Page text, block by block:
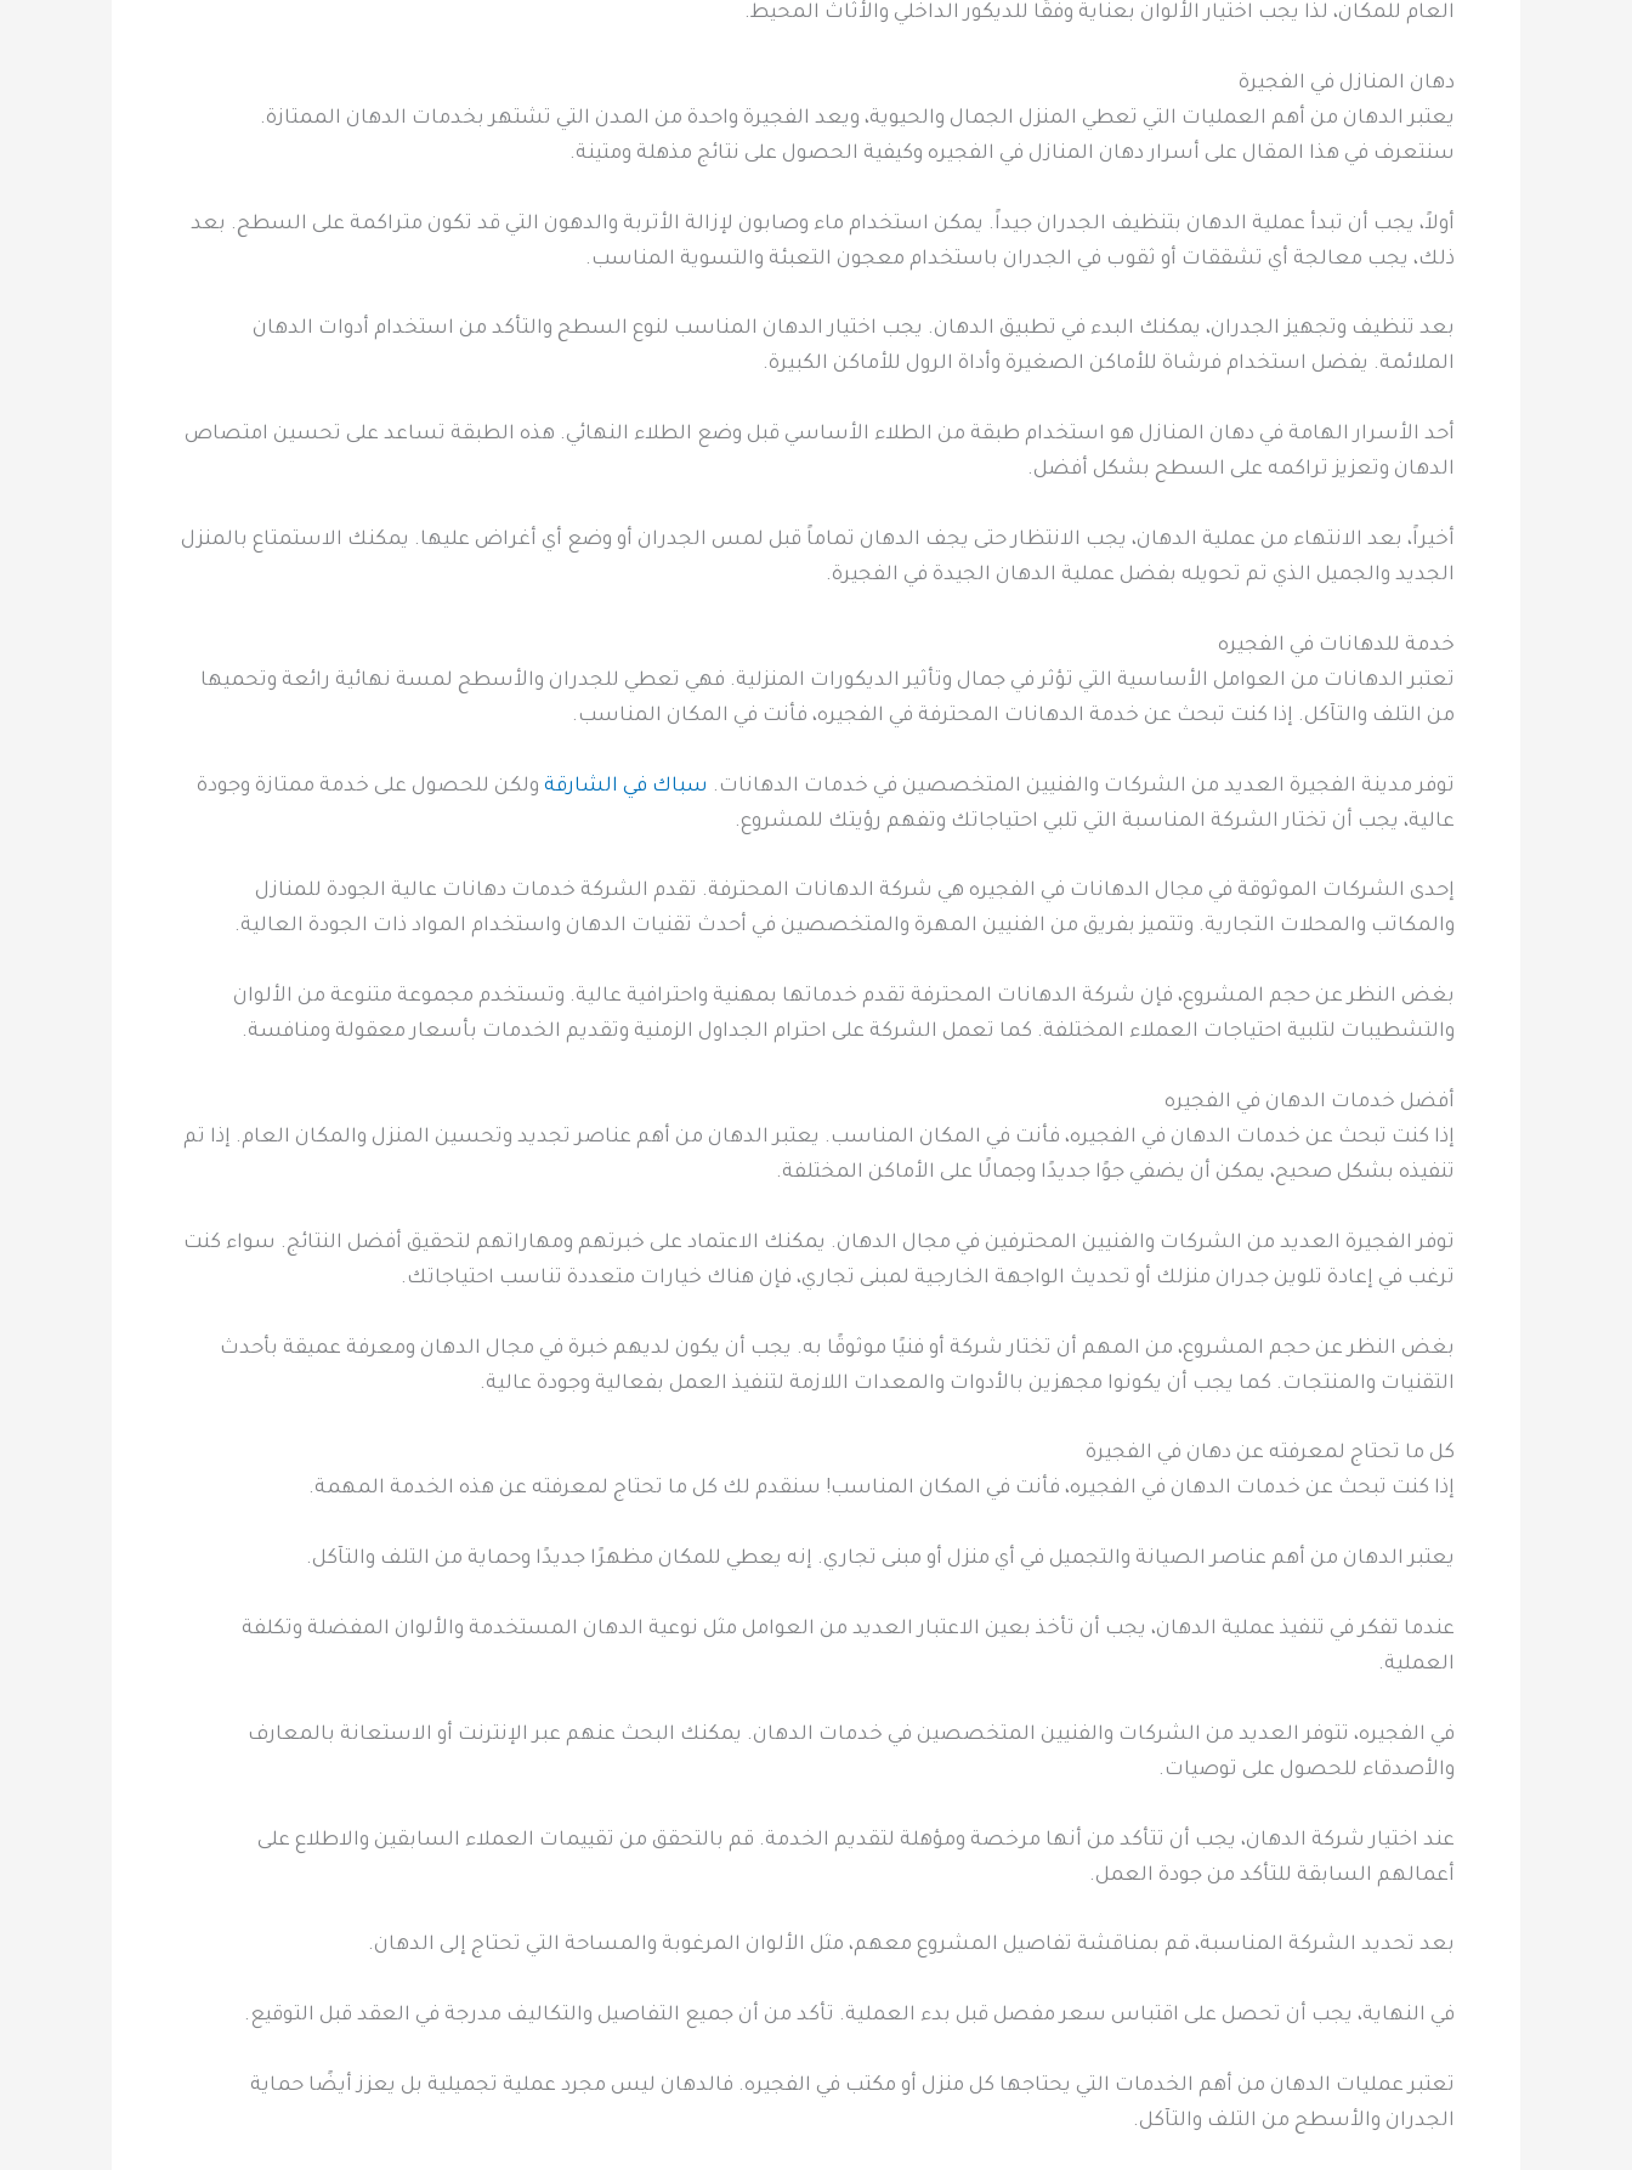
العام للمكان، لذا يجب اختيار الألوان بعناية وفقًا للديكور الداخلي والأثاث المحيط.
دهان المنازل في الفجيرة
يعتبر الدهان من أهم العمليات التي تعطي المنزل الجمال والحيوية، ويعد الفجيرة واحدة من المدن التي تشتهر بخدمات الدهان الممتازة.
سنتعرف في هذا المقال على أسرار دهان المنازل في الفجيره وكيفية الحصول على نتائج مذهلة ومتينة.
أولاً، يجب أن تبدأ عملية الدهان بتنظيف الجدران جيداً. يمكن استخدام ماء وصابون لإزالة الأتربة والدهون التي قد تكون متراكمة على السطح. بعد
ذلك، يجب معالجة أي تشققات أو ثقوب في الجدران باستخدام معجون التعبئة والتسوية المناسب.
بعد تنظيف وتجهيز الجدران، يمكنك البدء في تطبيق الدهان. يجب اختيار الدهان المناسب لنوع السطح والتأكد من استخدام أدوات الدهان
الملائمة. يفضل استخدام فرشاة للأماكن الصغيرة وأداة الرول للأماكن الكبيرة.
أحد الأسرار الهامة في دهان المنازل هو استخدام طبقة من الطلاء الأساسي قبل وضع الطلاء النهائي. هذه الطبقة تساعد على تحسين امتصاص
الدهان وتعزيز تراكمه على السطح بشكل أفضل.
أخيراً، بعد الانتهاء من عملية الدهان، يجب الانتظار حتى يجف الدهان تماماً قبل لمس الجدران أو وضع أي أغراض عليها. يمكنك الاستمتاع بالمنزل
الجديد والجميل الذي تم تحويله بفضل عملية الدهان الجيدة في الفجيرة.
خدمة للدهانات في الفجيره
تعتبر الدهانات من العوامل الأساسية التي تؤثر في جمال وتأثير الديكورات المنزلية. فهي تعطي للجدران والأسطح لمسة نهائية رائعة وتحميها
من التلف والتآكل. إذا كنت تبحث عن خدمة الدهانات المحترفة في الفجيره، فأنت في المكان المناسب.
توفر مدينة الفجيرة العديد من الشركات والفنيين المتخصصين في خدمات الدهانات. سباك في الشارقة ولكن للحصول على خدمة ممتازة وجودة
عالية، يجب أن تختار الشركة المناسبة التي تلبي احتياجاتك وتفهم رؤيتك للمشروع.
إحدى الشركات الموثوقة في مجال الدهانات في الفجيره هي شركة الدهانات المحترفة. تقدم الشركة خدمات دهانات عالية الجودة للمنازل
والمكاتب والمحلات التجارية. وتتميز بفريق من الفنيين المهرة والمتخصصين في أحدث تقنيات الدهان واستخدام المواد ذات الجودة العالية.
بغض النظر عن حجم المشروع، فإن شركة الدهانات المحترفة تقدم خدماتها بمهنية واحترافية عالية. وتستخدم مجموعة متنوعة من الألوان
والتشطيبات لتلبية احتياجات العملاء المختلفة. كما تعمل الشركة على احترام الجداول الزمنية وتقديم الخدمات بأسعار معقولة ومنافسة.
أفضل خدمات الدهان في الفجيره
إذا كنت تبحث عن خدمات الدهان في الفجيره، فأنت في المكان المناسب. يعتبر الدهان من أهم عناصر تجديد وتحسين المنزل والمكان العام. إذا تم
تنفيذه بشكل صحيح، يمكن أن يضفي جوًا جديدًا وجمالًا على الأماكن المختلفة.
توفر الفجيرة العديد من الشركات والفنيين المحترفين في مجال الدهان. يمكنك الاعتماد على خبرتهم ومهاراتهم لتحقيق أفضل النتائج. سواء كنت
ترغب في إعادة تلوين جدران منزلك أو تحديث الواجهة الخارجية لمبنى تجاري، فإن هناك خيارات متعددة تناسب احتياجاتك.
بغض النظر عن حجم المشروع، من المهم أن تختار شركة أو فنيًا موثوقًا به. يجب أن يكون لديهم خبرة في مجال الدهان ومعرفة عميقة بأحدث
التقنيات والمنتجات. كما يجب أن يكونوا مجهزين بالأدوات والمعدات اللازمة لتنفيذ العمل بفعالية وجودة عالية.
كل ما تحتاج لمعرفته عن دهان في الفجيرة
إذا كنت تبحث عن خدمات الدهان في الفجيره، فأنت في المكان المناسب! سنقدم لك كل ما تحتاج لمعرفته عن هذه الخدمة المهمة.
يعتبر الدهان من أهم عناصر الصيانة والتجميل في أي منزل أو مبنى تجاري. إنه يعطي للمكان مظهرًا جديدًا وحماية من التلف والتآكل.
عندما تفكر في تنفيذ عملية الدهان، يجب أن تأخذ بعين الاعتبار العديد من العوامل مثل نوعية الدهان المستخدمة والألوان المفضلة وتكلفة
العملية.
في الفجيره، تتوفر العديد من الشركات والفنيين المتخصصين في خدمات الدهان. يمكنك البحث عنهم عبر الإنترنت أو الاستعانة بالمعارف
والأصدقاء للحصول على توصيات.
عند اختيار شركة الدهان، يجب أن تتأكد من أنها مرخصة ومؤهلة لتقديم الخدمة. قم بالتحقق من تقييمات العملاء السابقين والاطلاع على
أعمالهم السابقة للتأكد من جودة العمل.
بعد تحديد الشركة المناسبة، قم بمناقشة تفاصيل المشروع معهم، مثل الألوان المرغوبة والمساحة التي تحتاج إلى الدهان.
في النهاية، يجب أن تحصل على اقتباس سعر مفصل قبل بدء العملية. تأكد من أن جميع التفاصيل والتكاليف مدرجة في العقد قبل التوقيع.
تعتبر عمليات الدهان من أهم الخدمات التي يحتاجها كل منزل أو مكتب في الفجيره. فالدهان ليس مجرد عملية تجميلية بل يعزز أيضًا حماية
الجدران والأسطح من التلف والتآكل.